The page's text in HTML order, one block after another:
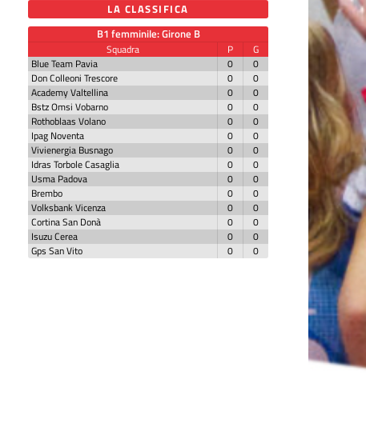
LA CLASSIFICA
B1 femminile: Girone B
Squadra P
G
Blue Team Pavia
0
0
Don Colleoni Trescore
0
0
Academy Valtellina
0
0
Bstz Omsi Vobarno
0
0
Rothoblaas Volano
0
0
Ipag Noventa
0
0
Vivienergia Busnago
0
0
Idras Torbole Casaglia
0
0
Usma Padova
0
0
Brembo
0
0
Volksbank Vicenza
0
0
Cortina San Donà
0
0
Isuzu Cerea
0
0
Gps San Vito
0 0